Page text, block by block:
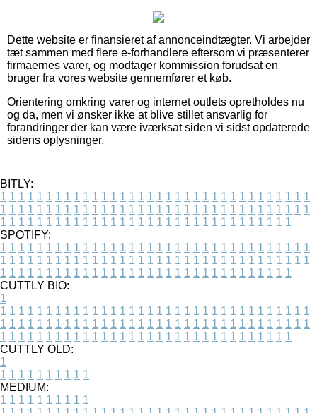
Dette website er finansieret af annonceindtægter. Vi arbejder
tæt sammen med flere e-forhandlere eftersom vi præsenterer
firmaernes varer, og modtager kommission forudsat en
bruger fra vores website gennemfører et køb.
Orientering omkring varer og internet outlets opretholdes nu
og da, men vi ønsker ikke at blive stillet ansvarlig for
forandringer der kan være iværksat siden vi sidst opdaterede
sidens oplysninger.
BITLY:
1 1 1 1 1 1 1 1 1 1 1 1 1 1 1 1 1 1 1 1 1 1 1 1 1 1 1 1 1 1 1 1 1 1
1 1 1 1 1 1 1 1 1 1 1 1 1 1 1 1 1 1 1 1 1 1 1 1 1 1 1 1 1 1 1 1 1 1
1 1 1 1 1 1 1 1 1 1 1 1 1 1 1 1 1 1 1 1 1 1 1 1 1 1 1 1 1 1 1 1
SPOTIFY:
1 1 1 1 1 1 1 1 1 1 1 1 1 1 1 1 1 1 1 1 1 1 1 1 1 1 1 1 1 1 1 1 1 1
1 1 1 1 1 1 1 1 1 1 1 1 1 1 1 1 1 1 1 1 1 1 1 1 1 1 1 1 1 1 1 1 1 1
1 1 1 1 1 1 1 1 1 1 1 1 1 1 1 1 1 1 1 1 1 1 1 1 1 1 1 1 1 1 1 1
CUTTLY BIO:
1
1 1 1 1 1 1 1 1 1 1 1 1 1 1 1 1 1 1 1 1 1 1 1 1 1 1 1 1 1 1 1 1 1 1
1 1 1 1 1 1 1 1 1 1 1 1 1 1 1 1 1 1 1 1 1 1 1 1 1 1 1 1 1 1 1 1 1 1
1 1 1 1 1 1 1 1 1 1 1 1 1 1 1 1 1 1 1 1 1 1 1 1 1 1 1 1 1 1 1 1
CUTTLY OLD:
1
1 1 1 1 1 1 1 1 1 1
MEDIUM:
1 1 1 1 1 1 1 1 1 1